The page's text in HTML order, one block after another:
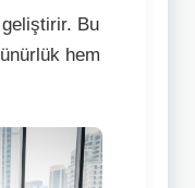
geliştirir. Bu
hem